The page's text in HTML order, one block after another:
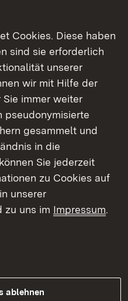
den passenden
eine Schritt-für-
Traum-Studium.
Württemberg
Cookies. Diese haben
sind sie erforderlich
unserer
wir mit Hilfe der
immer weiter
pseudonymisierte
gesammelt und
in die
Sie jederzeit
zu Cookies auf
unserer
zu uns im Impressum.
ablehnen